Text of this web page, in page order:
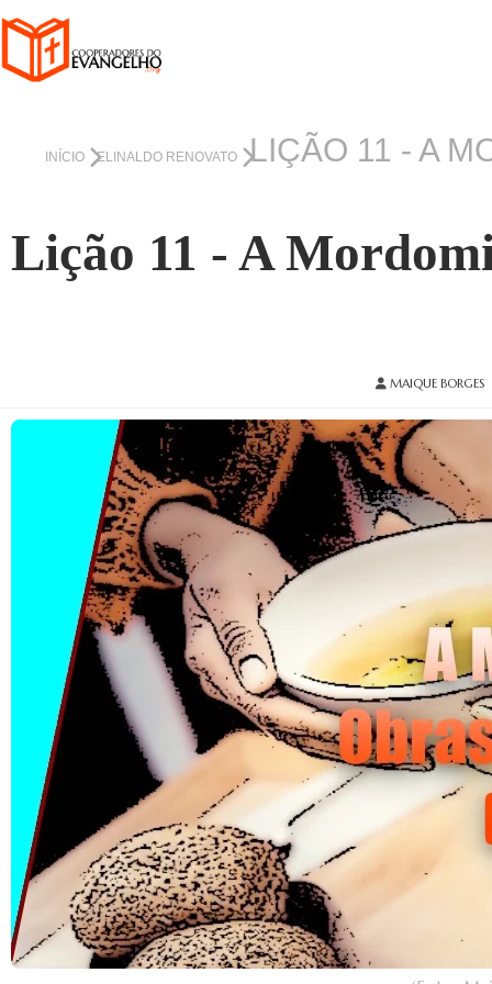
INÍCIO ELINALDO RENOVATO LIÇÃO 11 - A
Lição 11 - A
MAIQUE BORGES